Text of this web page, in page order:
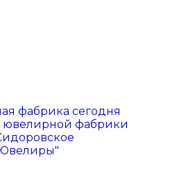
фабрика сегодня
ювелирной фабрики